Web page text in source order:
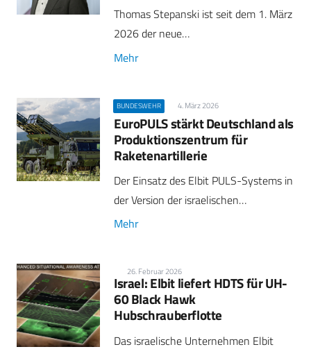
Thomas Stepanski ist seit dem 1. März
2026 der neue…
Mehr
BUNDESWEHR 4. März 2026
EuroPULS stärkt Deutschland als
Produktionszentrum für
Raketenartillerie
Der Einsatz des Elbit PULS-Systems in
der Version der israelischen…
Mehr
26. Februar 2026
Israel: Elbit liefert HDTS für UH-
60 Black Hawk
Hubschrauberflotte
Das israelische Unternehmen Elbit